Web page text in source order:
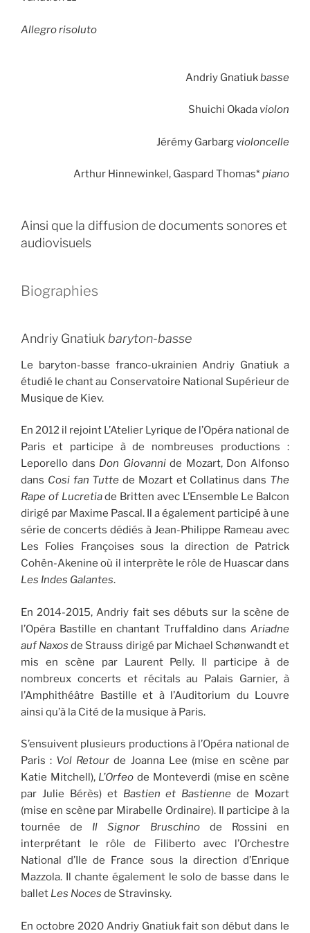
Allegro risoluto
Andriy Gnatiukbasse
Shuichi Okada violon
Jérémy Garbarg violoncelle
Arthur Hinnewinkel, Gaspard Thomas*piano
Ainsi que la diffusion de documents sonores et
audiovisuels
Biographies
Andriy Gnatiuk baryton-basse
Le baryton-basse franco-ukrainien Andriy Gnatiuk a
étudié le chant au Conservatoire National Supérieur de
Musique de Kiev.
En 2012 il rejoint L’Atelier Lyrique de l’Opéra national de
Paris et participe à de nombreuses productions :
Leporello dans Don Giovannide Mozart, Don Alfonso
dans Cosi fan Tuttede Mozart et Collatinus dans The
Rape of Lucretiade Britten avec L’Ensemble Le Balcon
dirigé par Maxime Pascal. Il a également participé à une
série de concerts dédiés à Jean-Philippe Rameau avec
Les Folies Françoises sous la direction de Patrick
Cohën-Akenine où il interprète le rôle de Huascar dans
Les Indes Galantes.
En 2014-2015, Andriy fait ses débuts sur la scène de
l’Opéra Bastille en chantant Truffaldino dans Ariadne
auf Naxosde Strauss dirigé par Michael Schønwandt et
mis en scène par Laurent Pelly. Il participe à de
nombreux concerts et récitals au Palais Garnier, à
l’Amphithéâtre Bastille et à l’Auditorium du Louvre
ainsi qu’à la Cité de la musique à Paris.
S’ensuivent plusieurs productions à l’Opéra national de
Paris : Vol Retourde Joanna Lee (mise en scène par
Katie Mitchell), L’Orfeode Monteverdi (mise en scène
par Julie Bérès) et Bastien et Bastiennede Mozart
(mise en scène par Mirabelle Ordinaire). Il participe à la
tournée de Il Signor Bruschino de Rossini en
interprétant le rôle de Filiberto avec l’Orchestre
National d’Ile de France sous la direction d’Enrique
Mazzola. Il chante également le solo de basse dans le
ballet Les Noces de Stravinsky.
En octobre 2020 Andriy Gnatiuk fait son début dans le